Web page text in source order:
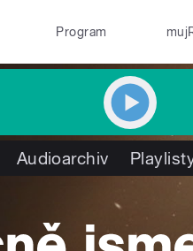
Program
Audioarchiv